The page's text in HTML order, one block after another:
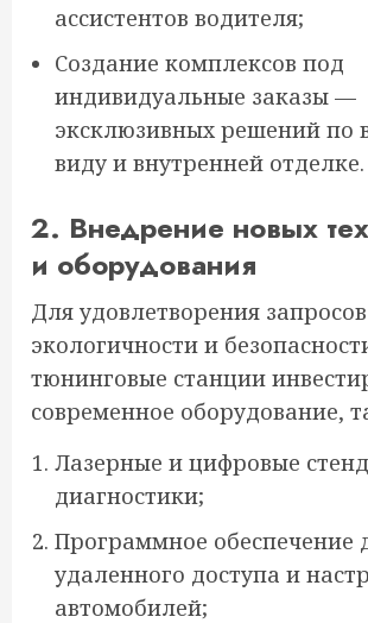
ассистентов водителя;
Создание комплексов под
индивидуальные заказы —
эксклюзивных решений по
виду и внутренней отделке.
2. Внедрение новых
и оборудования
Для удовлетворения
экологичности и
тюнинговые станции
современное оборудование,
Лазерные и цифровые
диагностики;
Программное обеспечение
удаленного доступа и
автомобилей;